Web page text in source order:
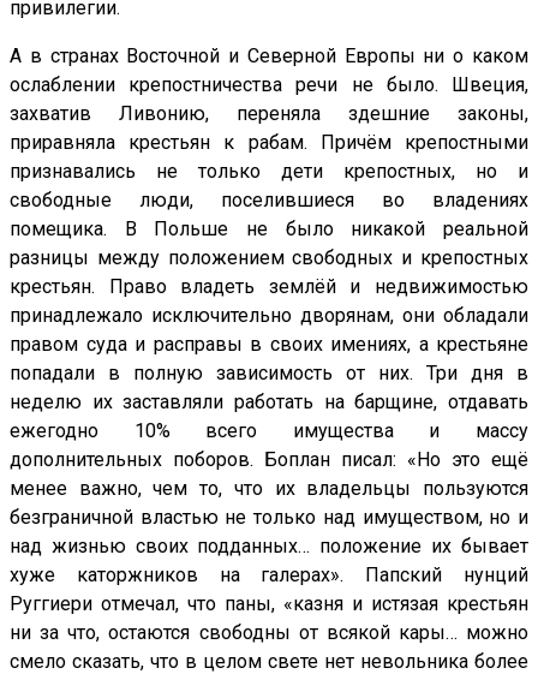
привилегии.
А в странах Восточной и Северной Европы ни о каком
ослаблении крепостничества речи не было. Швеция,
захватив Ливонию, переняла здешние законы,
приравняла крестьян к рабам. Причём крепостными
признавались не только дети крепостных, но и
свободные люди, поселившиеся во владениях
помещика. В Польше не было никакой реальной
разницы между положением свободных и крепостных
крестьян. Право владеть землёй и недвижимостью
принадлежало исключительно дворянам, они обладали
правом суда и расправы в своих имениях, а крестьяне
попадали в полную зависимость от них. Три дня в
неделю их заставляли работать на барщине, отдавать
ежегодно 10% всего имущества и массу
дополнительных поборов. Боплан писал: «Но это ещё
менее важно, чем то, что их владельцы пользуются
безграничной властью не только над имуществом, но и
над жизнью своих подданных… положение их бывает
хуже каторжников на галерах». Папский нунций
Руггиери отмечал, что паны, «казня и истязая крестьян
ни за что, остаются свободны от всякой кары… можно
смело сказать, что в целом свете нет невольника более